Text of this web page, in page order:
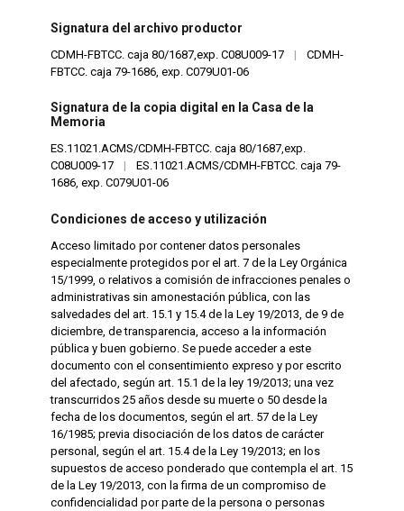
Signatura del archivo productor
CDMH-FBTCC. caja 80/1687,exp. C08U009-17 |
CDMH-
FBTCC. caja 79-1686, exp. C079U01-06
Signatura de la copia digital en la Casa de la
Memoria
ES.11021.ACMS/CDMH-FBTCC. caja 80/1687,exp.
C08U009-17
|
ES.11021.ACMS/CDMH-FBTCC. caja 79-
1686, exp. C079U01-06
Condiciones de acceso y utilización
Acceso limitado por contener datos personales
especialmente protegidos por el art. 7 de la Ley Orgánica
15/1999, o relativos a comisión de infracciones penales o
administrativas sin amonestación pública, con las
salvedades del art. 15.1 y 15.4 de la Ley 19/2013, de 9 de
diciembre, de transparencia, acceso a la información
pública y buen gobierno. Se puede acceder a este
documento con el consentimiento expreso y por escrito
del afectado, según art. 15.1 de la ley 19/2013; una vez
transcurridos 25 años desde su muerte o 50 desde la
fecha de los documentos, según el art. 57 de la Ley
16/1985; previa disociación de los datos de carácter
personal, según el art. 15.4 de la Ley 19/2013; en los
supuestos de acceso ponderado que contempla el art. 15
de la Ley 19/2013, con la firma de un compromiso de
confidencialidad por parte de la persona o personas